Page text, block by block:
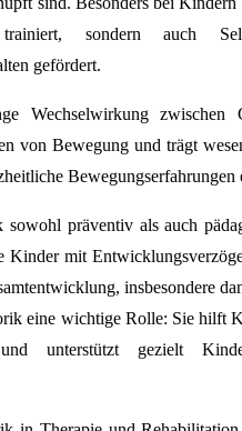
sondern auch
gefördert.
Wechselwirkung
von Bewegung und trägt
Bewegungserfahrungen
präventiv als auch
Kinder mit
insbesondere
eine wichtige Rolle: Sie hilft
unterstützt gezielt